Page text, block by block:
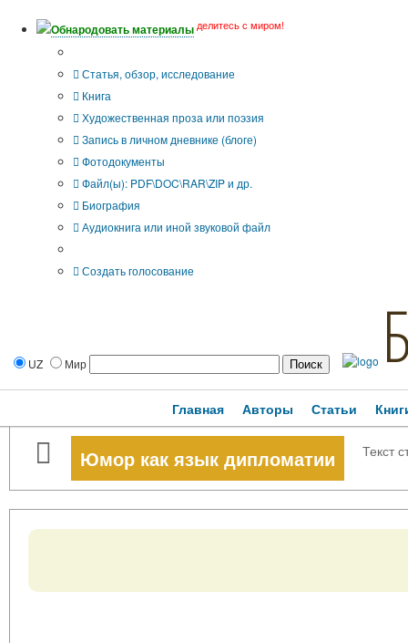
Обнародовать материалы делитесь с миром!
Статья, обзор, исследование
Книга
Художественная проза или поэзия
Запись в личном дневнике (блоге)
Фотодокументы
Файл(ы): PDF\DOC\RAR\ZIP и др.
Биография
Аудиокнига или иной звуковой файл
Создать голосование
UZ Мир
Главная Авторы Статьи
Юмор как язык дипломатии Текст